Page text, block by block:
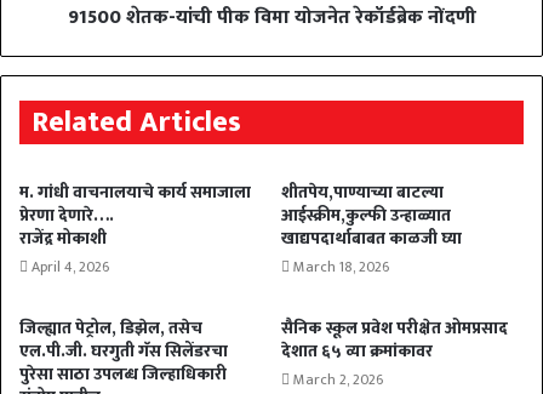
91500 शेतक-यांची पीक विमा योजनेत रेकॉर्डब्रेक नोंदणी
Related Articles
म. गांधी वाचनालयाचे कार्य समाजाला
प्रेरणा देणारे….
राजेंद्र मोकाशी
April 4, 2026
शीतपेय,पाण्याच्या बाटल्या
आईस्क्रीम,कुल्फी उन्हाळ्यात
खाद्यपदार्थाबाबत काळजी घ्या
March 18, 2026
जिल्ह्यात पेट्रोल, डिझेल, तसेच
एल.पी.जी. घरगुती गॅस सिलेंडरचा
पुरेसा साठा उपलब्ध जिल्हाधिकारी
सैनिक स्कूल प्रवेश परीक्षेत ओमप्रसाद
देशात ६५ व्या क्रमांकावर
March 2, 2026